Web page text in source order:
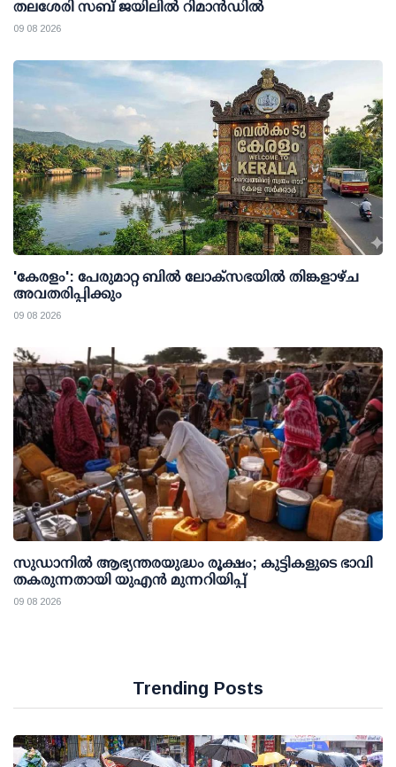
തലശേരി സബ് ജയിലില്‍ റിമാന്‍ഡില്‍
09 08 2026
'കേരളം': പേരുമാറ്റ ബില്‍ ലോക്സഭയില്‍ തിങ്കളാഴ്ച
അവതരിപ്പിക്കും
09 08 2026
സുഡാനിൽ ആഭ്യന്തരയുദ്ധം രൂക്ഷം; കുട്ടികളുടെ ഭാവി
തകരുന്നതായി യുഎൻ മുന്നറിയിപ്പ്
09 08 2026
Trending Posts